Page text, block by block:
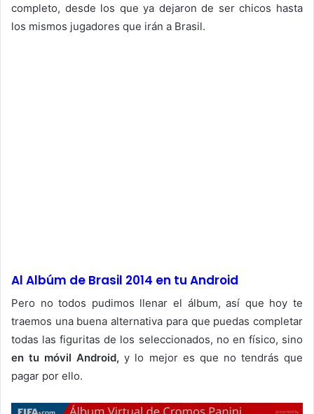
completo, desde los que ya dejaron de ser chicos hasta
los mismos jugadores que irán a Brasil.
Al Albúm de Brasil 2014 en tu Android
Pero no todos pudimos llenar el álbum, así que hoy te
traemos una buena alternativa para que puedas completar
todas las figuritas de los seleccionados, no en físico, sino
en tu móvil Android, y lo mejor es que no tendrás que
pagar por ello.